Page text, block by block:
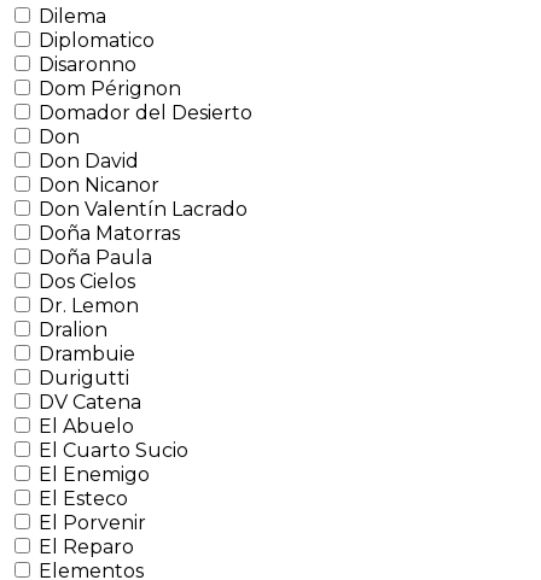
Dilema
Diplomatico
Disaronno
Dom Pérignon
Domador del Desierto
Don
Don David
Don Nicanor
Don Valentín Lacrado
Doña Matorras
Doña Paula
Dos Cielos
Dr. Lemon
Dralion
Drambuie
Durigutti
DV Catena
El Abuelo
El Cuarto Sucio
El Enemigo
El Esteco
El Porvenir
El Reparo
Elementos